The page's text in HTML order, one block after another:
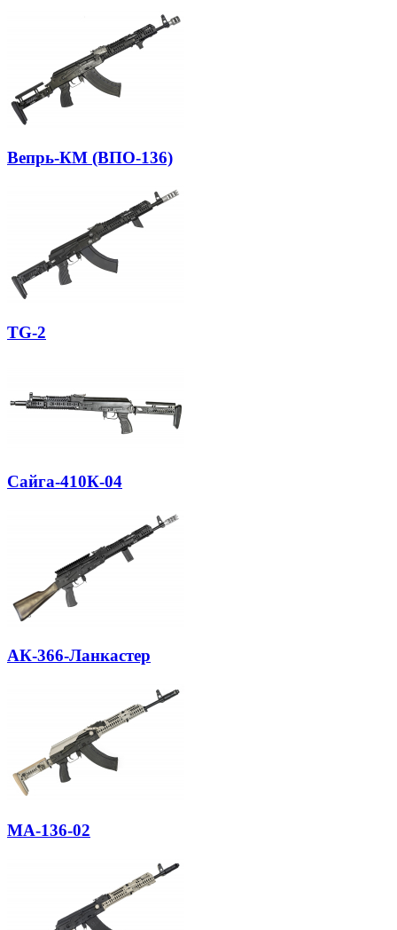
Вепрь-КМ (ВПО-136)
TG-2
Сайга-410К-04
АК-366-Ланкастер
МА-136-02